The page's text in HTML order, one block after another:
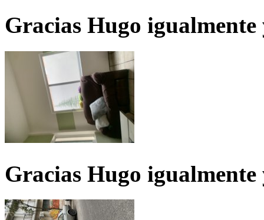
Gracias Hugo igualmente
Gracias Hugo igualmente